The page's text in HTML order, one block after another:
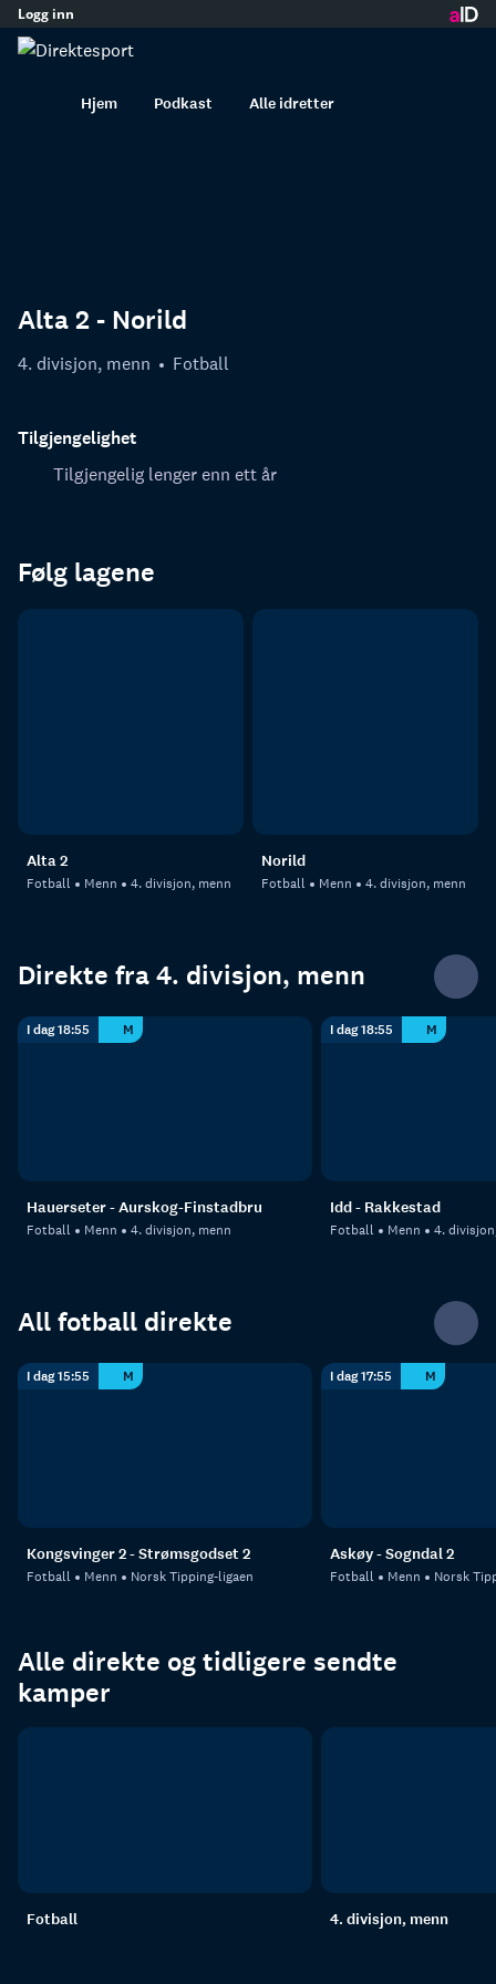
innhold
Logg inn
Hjem Podkast Alle idretter
Alta 2 - Norild
4. divisjon, menn Fotball
Tilgjengelighet
Tilgjengelig lenger enn ett år
Følg lagene
Alta 2
Fotball Menn 4. divisjon, menn
Norild
Fotball Menn 4. divisjon, menn
Direkte fra 4. divisjon, menn
I dag 18:55 M
Hauerseter - Aurskog-Finstadbru
Fotball Menn 4. divisjon, menn
I dag 18:55 M
Idd - Rakkestad
Fotball Menn 4.
All fotball direkte
I dag 15:55 M
Kongsvinger 2 - Strømsgodset 2
Fotball Menn Norsk Tipping-ligaen
I dag 17:55 M
Askøy - Sogndal 2
Fotball Menn Norsk
Alle direkte og tidligere sendte
kamper
Fotball 4. divisjon, menn